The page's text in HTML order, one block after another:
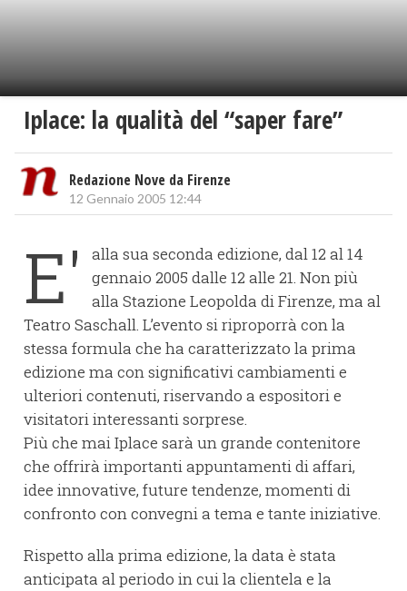
Iplace: la qualità del “saper fare”
Redazione Nove da Firenze
12 Gennaio 2005 12:44
E'
alla sua seconda edizione, dal 12 al 14
gennaio 2005 dalle 12 alle 21. Non più
alla Stazione Leopolda di Firenze, ma al
Teatro Saschall. L’evento si riproporrà con la
stessa formula che ha caratterizzato la prima
edizione ma con significativi cambiamenti e
ulteriori contenuti, riservando a espositori e
visitatori interessanti sorprese.
Più che mai Iplace sarà un grande contenitore
che offrirà importanti appuntamenti di affari,
idee innovative, future tendenze, momenti di
confronto con convegni a tema e tante iniziative.
Rispetto alla prima edizione, la data è stata
anticipata al periodo in cui la clientela e la